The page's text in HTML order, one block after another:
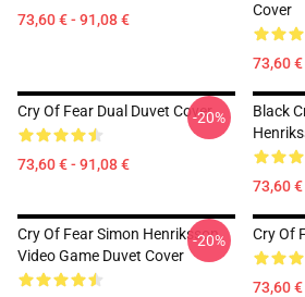
73,60 € - 91,08 €
Cover
73,60
Cry Of Fear Dual Duvet Cover
73,60 € - 91,08 €
-20%
Black
73,60
Cry Of Fear Simon Henriksson
Video Game Duvet Cover
-20% Cry Of
73,60